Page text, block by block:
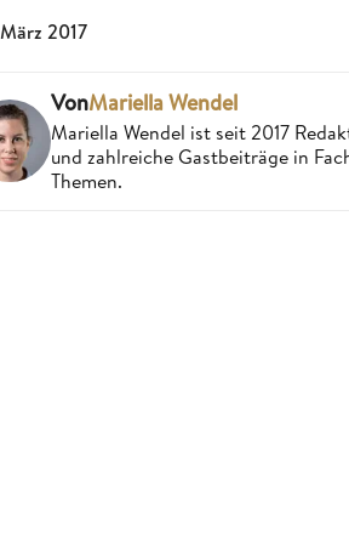
2017
VonMariella Wendel
Mariella Wendel ist seit 2017
und zahlreiche Gastbeiträge in
Themen.